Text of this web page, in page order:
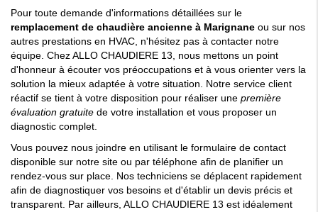
Pour toute demande d'informations détaillées sur le
remplacement de chaudière ancienne à Marignane ou sur nos
autres prestations en HVAC, n'hésitez pas à contacter notre
équipe. Chez ALLO CHAUDIERE 13, nous mettons un point
d'honneur à écouter vos préoccupations et à vous orienter vers la
solution la mieux adaptée à votre situation. Notre service client
réactif se tient à votre disposition pour réaliser une première
évaluation gratuite de votre installation et vous proposer un
diagnostic complet.
Vous pouvez nous joindre en utilisant le formulaire de contact
disponible sur notre site ou par téléphone afin de planifier un
rendez-vous sur place. Nos techniciens se déplacent rapidement
afin de diagnostiquer vos besoins et d'établir un devis précis et
transparent. Par ailleurs, ALLO CHAUDIERE 13 est idéalement